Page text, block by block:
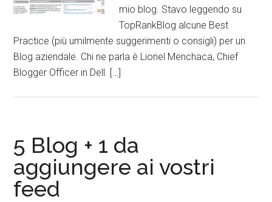
mio blog. Stavo leggendo su
TopRankBlog alcune Best
Practice (più umilmente suggerimenti o consigli) per un
Blog aziendale. Chi ne parla è Lionel Menchaca, Chief
Blogger Officer in Dell. […]
5 Blog + 1 da
aggiungere ai vostri
feed